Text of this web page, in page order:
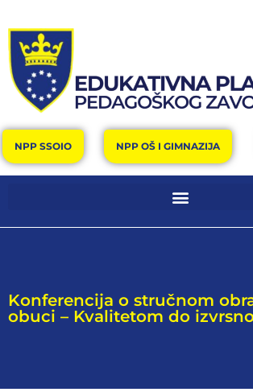
NPP SSOIO NPP OŠ I GIMNAZIJA
Konferencija o stručnom
obuci – Kvalitetom do